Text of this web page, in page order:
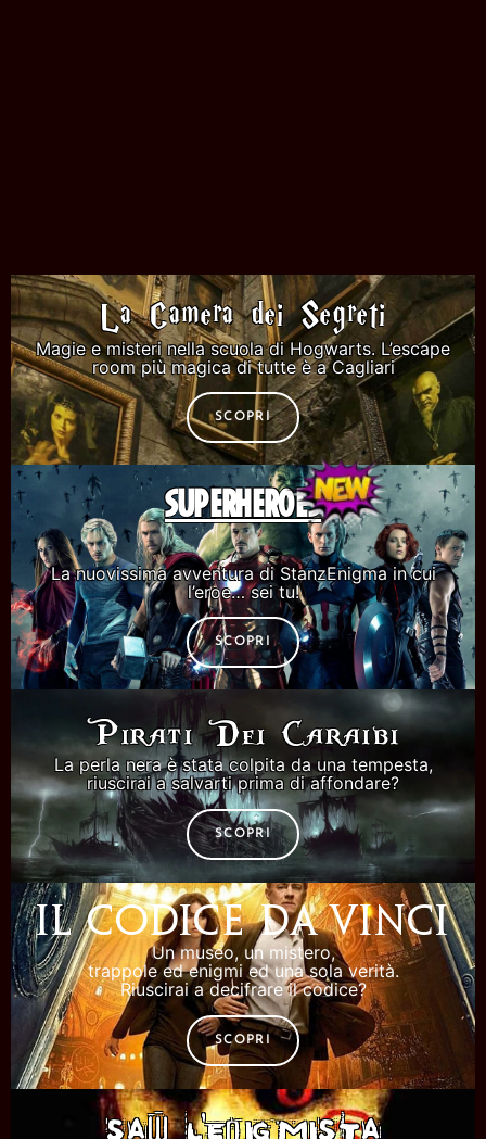
La Camera dei Segreti
Magie e misteri nella scuola di Hogwarts. L’escape
room più magica di tutte è a Cagliari
SCOPRI
SUPERHEROES
La nuovissima avventura di StanzEnigma in cui
l’eroe… sei tu!
SCOPRI
Pirati Dei Caraibi
La perla nera è stata colpita da una tempesta,
riuscirai a salvarti prima di affondare?
SCOPRI
IL CODICE DA VINCI
Un museo, un mistero,
trappole ed enigmi ed una sola verità.
Riuscirai a decifrare il codice?
SCOPRI
SAW L'ENIGMISTA